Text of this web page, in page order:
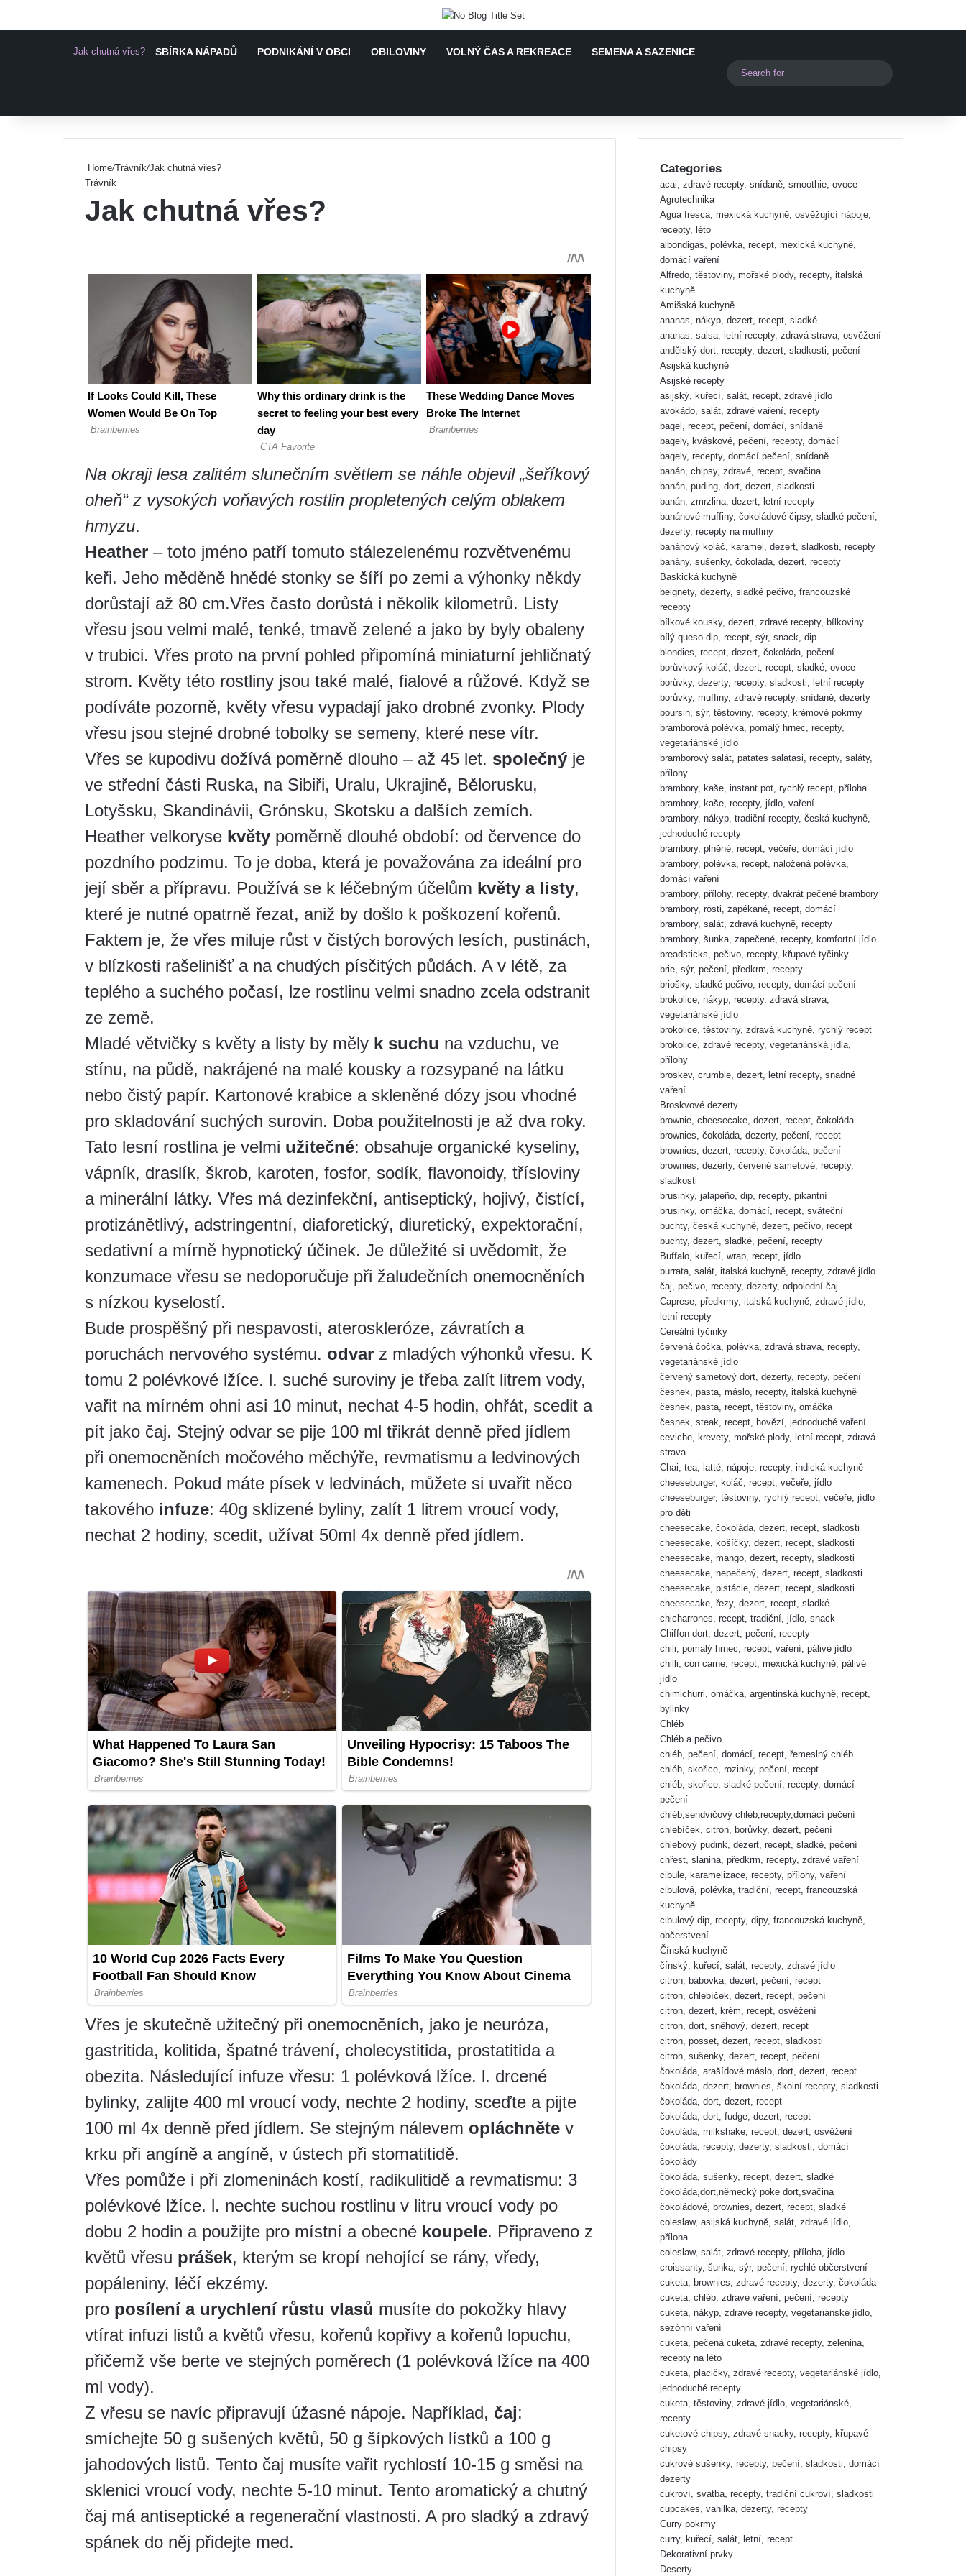
Jak chutná vřes? SBÍRKA NÁPADŮ PODNIKÁNÍ V OBCI OBILOVINY VOLNÝ ČAS A REKREACE SEMENA A SAZENICE
Switch skin
Home/Trávník/Jak chutná vřes?
Trávník
Jak chutná vřes?
Na okraji lesa zalitém slunečním světlem se náhle objevil „šeříkový
oheň“ z vysokých voňavých rostlin propletených celým oblakem
hmyzu.
Heather – toto jméno patří tomuto stálezelenému rozvětvenému
keři. Jeho měděně hnědé stonky se šíří po zemi a výhonky někdy
dorůstají až 80 cm.Vřes často dorůstá i několik kilometrů. Listy
vřesu jsou velmi malé, tenké, tmavě zelené a jako by byly obaleny
v trubici. Vřes proto na první pohled připomíná miniaturní jehličnatý
strom. Květy této rostliny jsou také malé, fialové a růžové. Když se
podíváte pozorně, květy vřesu vypadají jako drobné zvonky. Plody
vřesu jsou stejné drobné tobolky se semeny, které nese vítr.
Vřes se kupodivu dožívá poměrně dlouho – až 45 let. společný je
ve střední části Ruska, na Sibiři, Uralu, Ukrajině, Bělorusku,
Lotyšsku, Skandinávii, Grónsku, Skotsku a dalších zemích.
Heather velkoryse květy poměrně dlouhé období: od července do
pozdního podzimu. To je doba, která je považována za ideální pro
její sběr a přípravu. Používá se k léčebným účelům květy a listy,
které je nutné opatrně řezat, aniž by došlo k poškození kořenů.
Faktem je, že vřes miluje růst v čistých borových lesích, pustinách,
v blízkosti rašelinišť a na chudých písčitých půdách. A v létě, za
teplého a suchého počasí, lze rostlinu velmi snadno zcela odstranit
ze země.
Mladé větvičky s květy a listy by měly k suchu na vzduchu, ve
stínu, na půdě, nakrájené na malé kousky a rozsypané na látku
nebo čistý papír. Kartonové krabice a skleněné dózy jsou vhodné
pro skladování suchých surovin. Doba použitelnosti je až dva roky.
Tato lesní rostlina je velmi užitečné: obsahuje organické kyseliny,
vápník, draslík, škrob, karoten, fosfor, sodík, flavonoidy, třísloviny
a minerální látky. Vřes má dezinfekční, antiseptický, hojivý, čistící,
protizánětlivý, adstringentní, diaforetický, diuretický, expektorační,
sedativní a mírně hypnotický účinek. Je důležité si uvědomit, že
konzumace vřesu se nedoporučuje při žaludečních onemocněních
s nízkou kyselostí.
Bude prospěšný při nespavosti, ateroskleróze, závratích a
poruchách nervového systému. odvar z mladých výhonků vřesu. K
tomu 2 polévkové lžíce. l. suché suroviny je třeba zalít litrem vody,
vařit na mírném ohni asi 10 minut, nechat 4-5 hodin, ohřát, scedit a
pít jako čaj. Stejný odvar se pije 100 ml třikrát denně před jídlem
při onemocněních močového měchýře, revmatismu a ledvinových
kamenech. Pokud máte písek v ledvinách, můžete si uvařit něco
takového infuze: 40g sklizené byliny, zalít 1 litrem vroucí vody,
nechat 2 hodiny, scedit, užívat 50ml 4x denně před jídlem.
Vřes je skutečně užitečný při onemocněních, jako je neuróza,
gastritida, kolitida, špatné trávení, cholecystitida, prostatitida a
obezita. Následující infuze vřesu: 1 polévková lžíce. l. drcené
bylinky, zalijte 400 ml vroucí vody, nechte 2 hodiny, sceďte a pijte
100 ml 4x denně před jídlem. Se stejným nálevem opláchněte v
krku při angíně a angíně, v ústech při stomatitidě.
Vřes pomůže i při zlomeninách kostí, radikulitidě a revmatismu: 3
polévkové lžíce. l. nechte suchou rostlinu v litru vroucí vody po
dobu 2 hodin a použijte pro místní a obecné koupele. Připraveno z
květů vřesu prášek, kterým se kropí nehojící se rány, vředy,
popáleniny, léčí ekzémy.
pro posílení a urychlení růstu vlasů musíte do pokožky hlavy
vtírat infuzi listů a květů vřesu, kořenů kopřivy a kořenů lopuchu,
přičemž vše berte ve stejných poměrech (1 polévková lžíce na 400
ml vody).
Z vřesu se navíc připravují úžasné nápoje. Například, čaj:
smíchejte 50 g sušených květů, 50 g šípkových lístků a 100 g
jahodových listů. Tento čaj musíte vařit rychlostí 10-15 g směsi na
sklenici vroucí vody, nechte 5-10 minut. Tento aromatický a chutný
čaj má antiseptické a regenerační vlastnosti. A pro sladký a zdravý
spánek do něj přidejte med.
Categories
acai, zdravé recepty, snídaně, smoothie, ovoce
Agrotechnika
Agua fresca, mexická kuchyně, osvěžující nápoje,
recepty, léto
albondigas, polévka, recept, mexická kuchyně,
domácí vaření
Alfredo, těstoviny, mořské plody, recepty, italská
kuchyně
Amišská kuchyně
ananas, nákyp, dezert, recept, sladké
ananas, salsa, letní recepty, zdravá strava, osvěžení
andělský dort, recepty, dezert, sladkosti, pečení
Asijská kuchyně
Asijské recepty
asijský, kuřecí, salát, recept, zdravé jídlo
avokádo, salát, zdravé vaření, recepty
bagel, recept, pečení, domácí, snídaně
bagely, kváskové, pečení, recepty, domácí
bagely, recepty, domácí pečení, snídaně
banán, chipsy, zdravé, recept, svačina
banán, puding, dort, dezert, sladkosti
banán, zmrzlina, dezert, letní recepty
banánové muffiny, čokoládové čipsy, sladké pečení,
dezerty, recepty na muffiny
banánový koláč, karamel, dezert, sladkosti, recepty
banány, sušenky, čokoláda, dezert, recepty
Baskická kuchyně
beignety, dezerty, sladké pečivo, francouzské
recepty
bílkové kousky, dezert, zdravé recepty, bílkoviny
bílý queso dip, recept, sýr, snack, dip
blondies, recept, dezert, čokoláda, pečení
borůvkový koláč, dezert, recept, sladké, ovoce
borůvky, dezerty, recepty, sladkosti, letní recepty
borůvky, muffiny, zdravé recepty, snídaně, dezerty
boursin, sýr, těstoviny, recepty, krémové pokrmy
bramborová polévka, pomalý hrnec, recepty,
vegetariánské jídlo
bramborový salát, patates salatasi, recepty, saláty,
přílohy
brambory, kaše, instant pot, rychlý recept, příloha
brambory, kaše, recepty, jídlo, vaření
brambory, nákyp, tradiční recepty, česká kuchyně,
jednoduché recepty
brambory, plněné, recept, večeře, domácí jídlo
brambory, polévka, recept, naložená polévka,
domácí vaření
brambory, přílohy, recepty, dvakrát pečené brambory
brambory, rösti, zapékané, recept, domácí
brambory, salát, zdravá kuchyně, recepty
brambory, šunka, zapečené, recepty, komfortní jídlo
breadsticks, pečivo, recepty, křupavé tyčinky
brie, sýr, pečení, předkrm, recepty
briošky, sladké pečivo, recepty, domácí pečení
brokolice, nákyp, recepty, zdravá strava,
vegetariánské jídlo
brokolice, těstoviny, zdravá kuchyně, rychlý recept
brokolice, zdravé recepty, vegetariánská jídla,
přílohy
broskev, crumble, dezert, letní recepty, snadné
vaření
Broskvové dezerty
brownie, cheesecake, dezert, recept, čokoláda
brownies, čokoláda, dezerty, pečení, recept
brownies, dezert, recepty, čokoláda, pečení
brownies, dezerty, červené sametové, recepty,
sladkosti
brusinky, jalapeño, dip, recepty, pikantní
brusinky, omáčka, domácí, recept, sváteční
buchty, česká kuchyně, dezert, pečivo, recept
buchty, dezert, sladké, pečení, recepty
Buffalo, kuřecí, wrap, recept, jídlo
burrata, salát, italská kuchyně, recepty, zdravé jídlo
čaj, pečivo, recepty, dezerty, odpolední čaj
Caprese, předkrmy, italská kuchyně, zdravé jídlo,
letní recepty
Cereální tyčinky
červená čočka, polévka, zdravá strava, recepty,
vegetariánské jídlo
červený sametový dort, dezerty, recepty, pečení
česnek, pasta, máslo, recepty, italská kuchyně
česnek, pasta, recept, těstoviny, omáčka
česnek, steak, recept, hovězí, jednoduché vaření
ceviche, krevety, mořské plody, letní recept, zdravá
strava
Chai, tea, latté, nápoje, recepty, indická kuchyně
cheeseburger, koláč, recept, večeře, jídlo
cheeseburger, těstoviny, rychlý recept, večeře, jídlo
pro děti
cheesecake, čokoláda, dezert, recept, sladkosti
cheesecake, košíčky, dezert, recept, sladkosti
cheesecake, mango, dezert, recepty, sladkosti
cheesecake, nepečený, dezert, recept, sladkosti
cheesecake, pistácie, dezert, recept, sladkosti
cheesecake, řezy, dezert, recept, sladké
chicharrones, recept, tradiční, jídlo, snack
Chiffon dort, dezert, pečení, recepty
chili, pomalý hrnec, recept, vaření, pálivé jídlo
chilli, con carne, recept, mexická kuchyně, pálivé
jídlo
chimichurri, omáčka, argentinská kuchyně, recept,
bylinky
Chléb
Chléb a pečivo
chléb, pečení, domácí, recept, řemeslný chléb
chléb, skořice, rozinky, pečení, recept
chléb, skořice, sladké pečení, recepty, domácí
pečení
chléb,sendvičový chléb,recepty,domácí pečení
chlebíček, citron, borůvky, dezert, pečení
chlebový pudink, dezert, recept, sladké, pečení
chřest, slanina, předkrm, recepty, zdravé vaření
cibule, karamelizace, recepty, přílohy, vaření
cibulová, polévka, tradiční, recept, francouzská
kuchyně
cibulový dip, recepty, dipy, francouzská kuchyně,
občerstvení
Čínská kuchyně
čínský, kuřecí, salát, recepty, zdravé jídlo
citron, bábovka, dezert, pečení, recept
citron, chlebíček, dezert, recept, pečení
citron, dezert, krém, recept, osvěžení
citron, dort, sněhový, dezert, recept
citron, posset, dezert, recept, sladkosti
citron, sušenky, dezert, recept, pečení
čokoláda, arašídové máslo, dort, dezert, recept
čokoláda, dezert, brownies, školní recepty, sladkosti
čokoláda, dort, dezert, recept
čokoláda, dort, fudge, dezert, recept
čokoláda, milkshake, recept, dezert, osvěžení
čokoláda, recepty, dezerty, sladkosti, domácí
čokolády
čokoláda, sušenky, recept, dezert, sladké
čokoláda,dort,německý poke dort,svačina
čokoládové, brownies, dezert, recept, sladké
coleslaw, asijská kuchyně, salát, zdravé jídlo,
příloha
coleslaw, salát, zdravé recepty, příloha, jídlo
croissanty, šunka, sýr, pečení, rychlé občerstvení
cuketa, brownies, zdravé recepty, dezerty, čokoláda
cuketa, chléb, zdravé vaření, pečení, recepty
cuketa, nákyp, zdravé recepty, vegetariánské jídlo,
sezónní vaření
cuketa, pečená cuketa, zdravé recepty, zelenina,
recepty na léto
cuketa, placičky, zdravé recepty, vegetariánské jídlo,
jednoduché recepty
cuketa, těstoviny, zdravé jídlo, vegetariánské,
recepty
cuketové chipsy, zdravé snacky, recepty, křupavé
chipsy
cukrové sušenky, recepty, pečení, sladkosti, domácí
dezerty
cukroví, svatba, recepty, tradiční cukroví, sladkosti
cupcakes, vanilka, dezerty, recepty
Curry pokrmy
curry, kuřecí, salát, letní, recept
Dekorativní prvky
Deserty